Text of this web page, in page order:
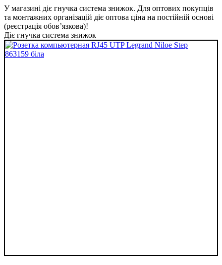
У магазині діє гнучка система знижок. Для оптових покупців
та монтажних організацій діє оптова ціна на постійній основі
(реєстрація обов’язкова)!
Діє гнучка система знижок